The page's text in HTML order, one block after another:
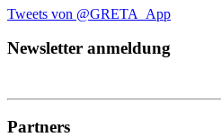
Tweets von @GRETA_App
Newsletter anmeldung
Partners